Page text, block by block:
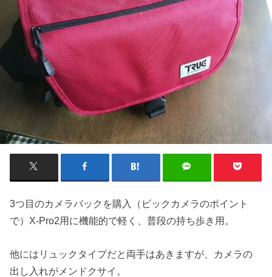
3つ目のカメラバックを購入（ビックカメラのポイント
で）X-Pro2用に機能的で軽く、普段の持ち歩き用。
他にはリュックタイプだと両手はあきますが、カメラの
出し入れがメンドクサイ。